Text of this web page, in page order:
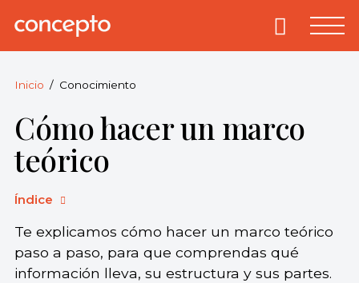
Concepto.
derechos
reservados.
Primary
Inicio Conocimiento
Cómo hacer un marco
teórico
Índice
Te explicamos cómo hacer un marco teórico
paso a paso, para que comprendas qué
información lleva, su estructura y sus partes.